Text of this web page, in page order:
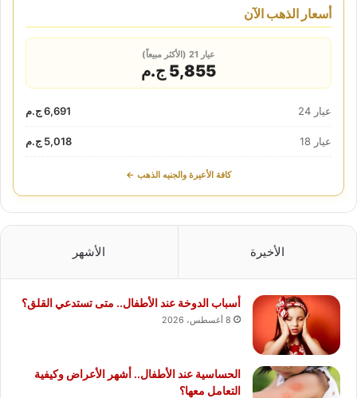
أسعار الذهب الآن
عيار 21 (الأكثر مبيعاً)
5,855 ج.م
عيار 24 6,691 ج.م
عيار 18 5,018 ج.م
كافة الأعيرة والجنيه الذهب ←
الأخيرة الأشهر
أسباب الدوخة عند الأطفال.. متى تستدعي القلق؟
8 أغسطس، 2026
الحساسية عند الأطفال.. أشهر الأعراض وكيفية
التعامل معها؟